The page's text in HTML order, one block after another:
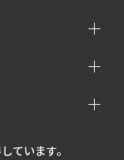
ています。